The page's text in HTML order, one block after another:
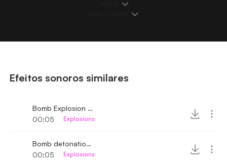
Efeitos sonoros similares
Bomb Explosion near
00:05
Explosions
Bomb detonation near
00:05
Explosions